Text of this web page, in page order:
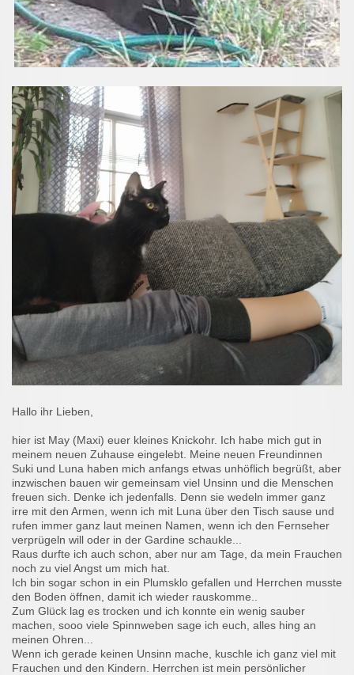
Hallo ihr Lieben,
hier ist May (Maxi) euer kleines Knickohr. Ich habe mich gut in
meinem neuen Zuhause eingelebt. Meine neuen Freundinnen
Suki und Luna haben mich anfangs etwas unhöflich begrüßt, aber
inzwischen bauen wir gemeinsam viel Unsinn und die Menschen
freuen sich. Denke ich jedenfalls. Denn sie wedeln immer ganz
irre mit den Armen, wenn ich mit Luna über den Tisch sause und
rufen immer ganz laut meinen Namen, wenn ich den Fernseher
verprügeln will oder in der Gardine schaukle...
Raus durfte ich auch schon, aber nur am Tage, da mein Frauchen
noch zu viel Angst um mich hat.
Ich bin sogar schon in ein Plumsklo gefallen und Herrchen musste
den Boden öffnen, damit ich wieder rauskomme..
Zum Glück lag es trocken und ich konnte ein wenig sauber
machen, sooo viele Spinnweben sage ich euch, alles hing an
meinen Ohren...
Wenn ich gerade keinen Unsinn mache, kuschle ich ganz viel mit
Frauchen und den Kindern. Herrchen ist mein persönlicher